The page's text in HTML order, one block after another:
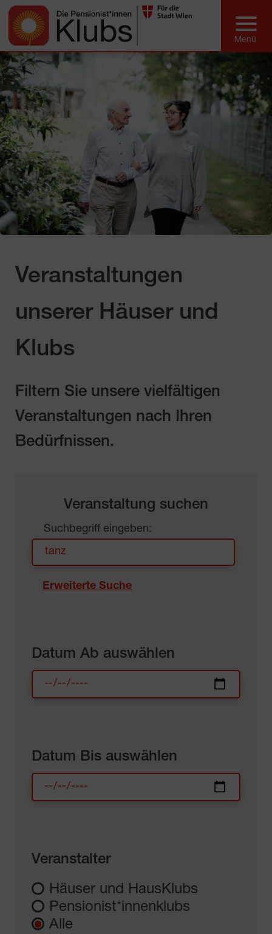
Veranstaltungen
unserer Häuser und
Klubs
Filtern Sie unsere vielfältigen
Veranstaltungen nach Ihren
Bedürfnissen.
Veranstaltung suchen
Suchbegriff eingeben:
Erweiterte Suche
Datum Ab auswählen
Datum Bis auswählen
Veranstalter
Häuser und HausKlubs
Pensionist*innenklubs
Alle